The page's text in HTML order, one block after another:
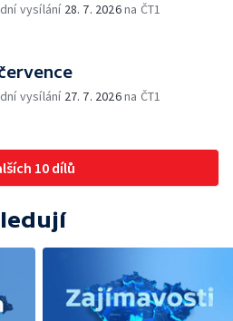
vysílání 28. 7. 2026na ČT1
vysílání 27. 7. 2026na ČT1
10 dílů